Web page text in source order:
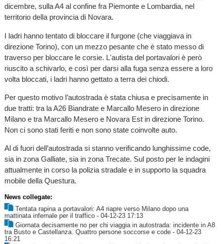
dicembre, sulla A4 al confine fra Piemonte e Lombardia, nel
territorio della provincia di Novara.
I ladri hanno tentato di bloccare il furgone (che viaggiava in
direzione Torino), con un mezzo pesante che è stato messo di
traverso per bloccare le corsie. L'autista del portavalori è però
riuscito a schivarlo, e così per darsi alla fuga senza essere a loro
volta bloccati, i ladri hanno gettato a terra dei chiodi.
Per questo motivo l’autostrada è stata chiusa e precisamente in
due tratti: tra la A26 Biandrate e Marcallo Mesero in direzione
Milano e tra Marcallo Mesero e Novara Est in direzione Torino.
Non ci sono stati feriti e non sono state coinvolte auto.
Al di fuori dell’autostrada si stanno verificando lunghissime code,
sia in zona Galliate, sia in zona Trecate. Sul posto per le indagini
attualmente in corso la polizia stradale e in supporto la squadra
mobile della Questura.
News collegate:
Tentata rapina a portavalori: A4 riapre verso Milano dopo una
mattinata infernale per il traffico- 04-12-23 17:13
Giornata decisamente no per chi viaggia in autostrada: incidente in A8
tra Busto e Castellanza. Quattro persone soccorse e code- 04-12-23
16:21